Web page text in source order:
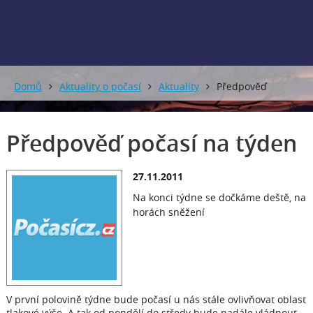
Domů Aktuality o počasí Aktuality Předpověď
počasí na týden
Předpověď počasí na týden
27.11.2011
Na konci týdne se dočkáme deště, na
horách sněžení
V první polovině týdne bude počasí u nás stále ovlivňovat oblast